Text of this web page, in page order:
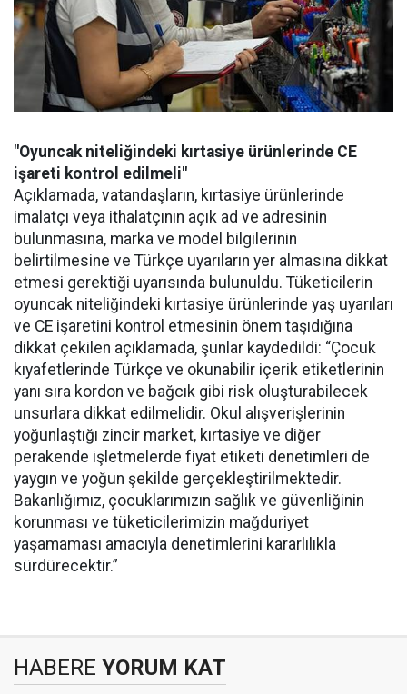
"Oyuncak niteliğindeki kırtasiye ürünlerinde CE
işareti kontrol edilmeli"
Açıklamada, vatandaşların, kırtasiye ürünlerinde
imalatçı veya ithalatçının açık ad ve adresinin
bulunmasına, marka ve model bilgilerinin
belirtilmesine ve Türkçe uyarıların yer almasına dikkat
etmesi gerektiği uyarısında bulunuldu. Tüketicilerin
oyuncak niteliğindeki kırtasiye ürünlerinde yaş uyarıları
ve CE işaretini kontrol etmesinin önem taşıdığına
dikkat çekilen açıklamada, şunlar kaydedildi: “Çocuk
kıyafetlerinde Türkçe ve okunabilir içerik etiketlerinin
yanı sıra kordon ve bağcık gibi risk oluşturabilecek
unsurlara dikkat edilmelidir. Okul alışverişlerinin
yoğunlaştığı zincir market, kırtasiye ve diğer
perakende işletmelerde fiyat etiketi denetimleri de
yaygın ve yoğun şekilde gerçekleştirilmektedir.
Bakanlığımız, çocuklarımızın sağlık ve güvenliğinin
korunması ve tüketicilerimizin mağduriyet
yaşamaması amacıyla denetimlerini kararlılıkla
sürdürecektir.”
HABERE YORUM KAT